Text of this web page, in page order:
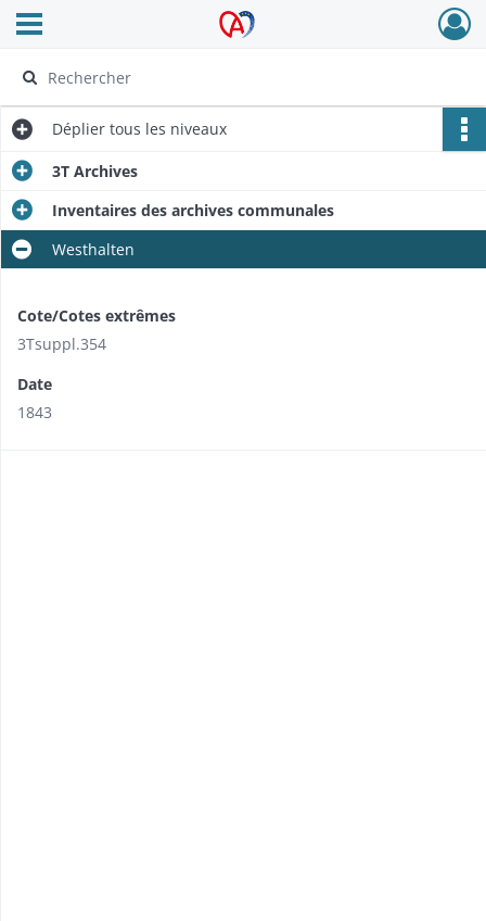
Archives Alsace - Colmar
Ouvrir le menu déroulant
Déplier tous les niveaux
3T Archives
Inventaires des archives communales
Westhalten
Cote/Cotes extrêmes
3Tsuppl.354
Date
1843